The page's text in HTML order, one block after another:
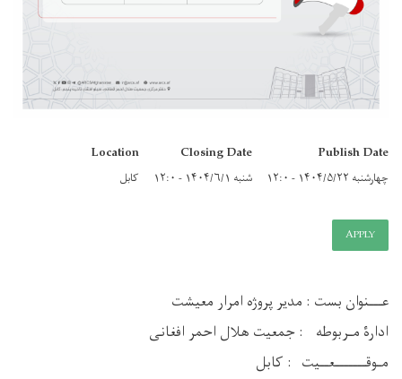
Publish Date
چهارشنبه ۱۴۰۴/۵/۲۲ - ۱۲:۰
Closing Date
شنبه ۱۴۰۴/۶/۱ - ۱۲:۰
Location
کابل
APPLY
عـــنوان بست : مدیر پروژه امرار معیشت
ادارۀ مـربوطه : جمعیت هلال احمر افغانی
مـوقـــــــعــيت : کابل